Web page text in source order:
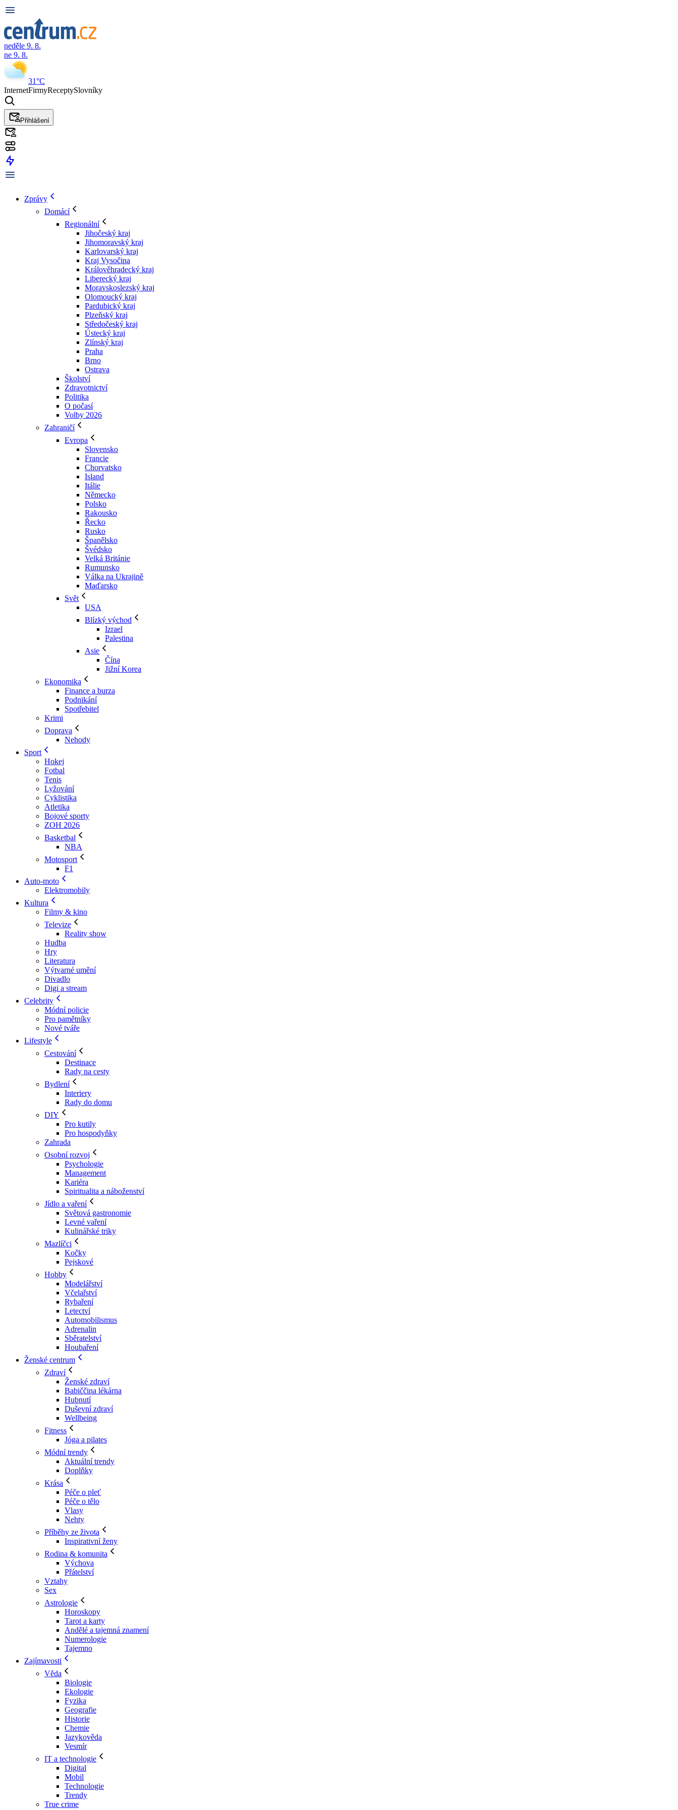
neděle 9. 8.
ne 9. 8.
31°C
InternetFirmyReceptySlovníky
Přihlášení
Zprávy
Domácí
Regionální
Jihočeský kraj
Jihomoravský kraj
Karlovarský kraj
Kraj Vysočina
Králověhradecký kraj
Liberecký kraj
Moravskoslezský kraj
Olomoucký kraj
Pardubický kraj
Plzeňský kraj
Středočeský kraj
Ústecký kraj
Zlínský kraj
Praha
Brno
Ostrava
Školství
Zdravotnictví
Politika
O počasí
Volby 2026
Zahraničí
Evropa
Slovensko
Francie
Chorvatsko
Island
Itálie
Německo
Polsko
Rakousko
Řecko
Rusko
Španělsko
Švédsko
Velká Británie
Rumunsko
Válka na Ukrajině
Maďarsko
Svět
USA
Blízký východ
Izrael
Palestina
Asie
Čína
Jižní Korea
Ekonomika
Finance a burza
Podnikání
Spotřebitel
Krimi
Doprava
Nehody
Sport
Hokej
Fotbal
Tenis
Lyžování
Cyklistika
Atletika
Bojové sporty
ZOH 2026
Basketbal
NBA
Motosport
F1
Auto-moto
Elektromobily
Kultura
Filmy & kino
Televize
Reality show
Hudba
Hry
Literatura
Výtvarné umění
Divadlo
Digi a stream
Celebrity
Módní policie
Pro pamětníky
Nové tváře
Lifestyle
Cestování
Destinace
Rady na cesty
Bydlení
Interiery
Rady do domu
DIY
Pro kutily
Pro hospodyňky
Zahrada
Osobní rozvoj
Psychologie
Management
Kariéra
Spiritualita a náboženství
Jídlo a vaření
Světová gastronomie
Levné vaření
Kulinářské triky
Mazlíčci
Kočky
Pejskové
Hobby
Modelářství
Včelařství
Rybaření
Letectví
Automobilismus
Adrenalin
Sběratelství
Houbaření
Ženské centrum
Zdraví
Ženské zdraví
Babiččina lékárna
Hubnutí
Duševní zdraví
Wellbeing
Fitness
Jóga a pilates
Módní trendy
Aktuální trendy
Doplňky
Krása
Péče o pleť
Péče o tělo
Vlasy
Nehty
Příběhy ze života
Inspirativní ženy
Rodina & komunita
Výchova
Přátelství
Vztahy
Sex
Astrologie
Horoskopy
Tarot a karty
Andělé a tajemná znamení
Numerologie
Tajemno
Zajímavosti
Věda
Biologie
Ekologie
Fyzika
Geografie
Historie
Chemie
Jazykověda
Vesmír
IT a technologie
Digital
Mobil
Technologie
Trendy
True crime